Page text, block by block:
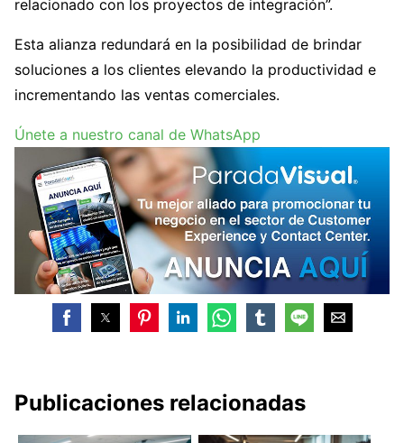
relacionado con los proyectos de integración”.
Esta alianza redundará en la posibilidad de brindar
soluciones a los clientes elevando la productividad e
incrementando las ventas comerciales.
Únete a nuestro canal de WhatsApp
Publicaciones relacionadas